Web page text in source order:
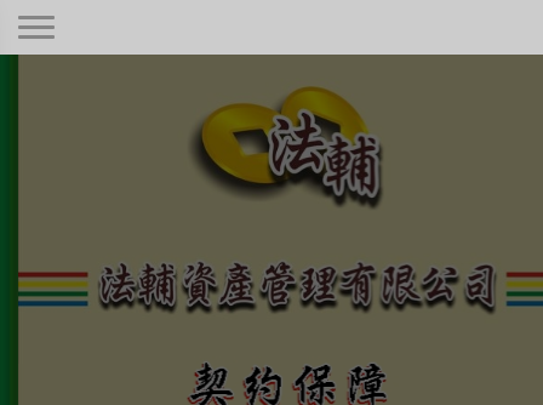
本公司秉持著合情合理合法、正規經
營、健全制度，只要是合法有憑據的債